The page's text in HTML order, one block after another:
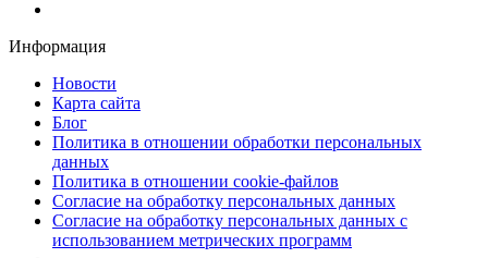
Информация
Новости
Карта сайта
Блог
Политика в отношении обработки персональных
данных
Политика в отношении cookie-файлов
Согласие на обработку персональных данных
Согласие на обработку персональных данных с
использованием метрических программ